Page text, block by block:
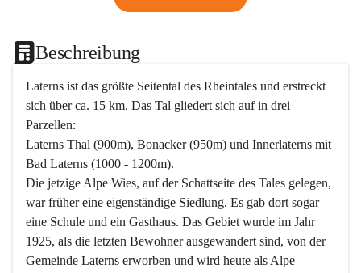
Beschreibung
Laterns ist das größte Seitental des Rheintales und erstreckt
sich über ca. 15 km. Das Tal gliedert sich auf in drei
Parzellen:
Laterns Thal (900m), Bonacker (950m) und Innerlaterns mit
Bad Laterns (1000 - 1200m).
Die jetzige Alpe Wies, auf der Schattseite des Tales gelegen,
war früher eine eigenständige Siedlung. Es gab dort sogar
eine Schule und ein Gasthaus. Das Gebiet wurde im Jahr
1925, als die letzten Bewohner ausgewandert sind, von der
Gemeinde Laterns erworben und wird heute als Alpe